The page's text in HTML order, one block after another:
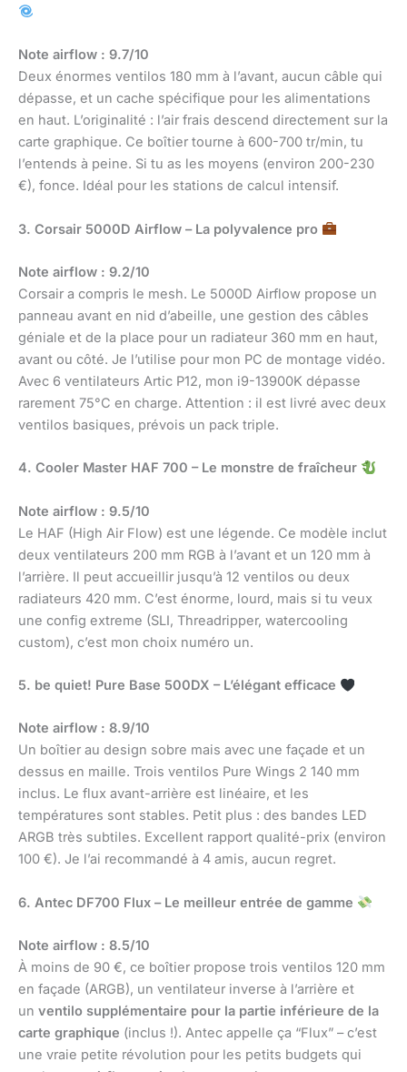
Note airflow : 9.7/10
Deux énormes ventilos 180 mm à l’avant, aucun câble qui
dépasse, et un cache spécifique pour les alimentations
en haut. L’originalité : l’air frais descend directement sur la
carte graphique. Ce boîtier tourne à 600-700 tr/min, tu
l’entends à peine. Si tu as les moyens (environ 200-230
€), fonce. Idéal pour les stations de calcul intensif.
3. Corsair 5000D Airflow – La polyvalence pro
Note airflow : 9.2/10
Corsair a compris le mesh. Le 5000D Airflow propose un
panneau avant en nid d’abeille, une gestion des câbles
géniale et de la place pour un radiateur 360 mm en haut,
avant ou côté. Je l’utilise pour mon PC de montage vidéo.
Avec 6 ventilateurs Artic P12, mon i9-13900K dépasse
rarement 75°C en charge. Attention : il est livré avec deux
ventilos basiques, prévois un pack triple.
4. Cooler Master HAF 700 – Le monstre de fraîcheur
Note airflow : 9.5/10
Le HAF (High Air Flow) est une légende. Ce modèle inclut
deux ventilateurs 200 mm RGB à l’avant et un 120 mm à
l’arrière. Il peut accueillir jusqu’à 12 ventilos ou deux
radiateurs 420 mm. C’est énorme, lourd, mais si tu veux
une config extreme (SLI, Threadripper, watercooling
custom), c’est mon choix numéro un.
5. be quiet! Pure Base 500DX – L’élégant efficace
Note airflow : 8.9/10
Un boîtier au design sobre mais avec une façade et un
dessus en maille. Trois ventilos Pure Wings 2 140 mm
inclus. Le flux avant-arrière est linéaire, et les
températures sont stables. Petit plus : des bandes LED
ARGB très subtiles. Excellent rapport qualité-prix (environ
100 €). Je l’ai recommandé à 4 amis, aucun regret.
6. Antec DF700 Flux – Le meilleur entrée de gamme
Note airflow : 8.5/10
À moins de 90 €, ce boîtier propose trois ventilos 120 mm
en façade (ARGB), un ventilateur inverse à l’arrière et
un ventilo supplémentaire pour la partie inférieure de la
carte graphique (inclus !). Antec appelle ça “Flux” – c’est
une vraie petite révolution pour les petits budgets qui